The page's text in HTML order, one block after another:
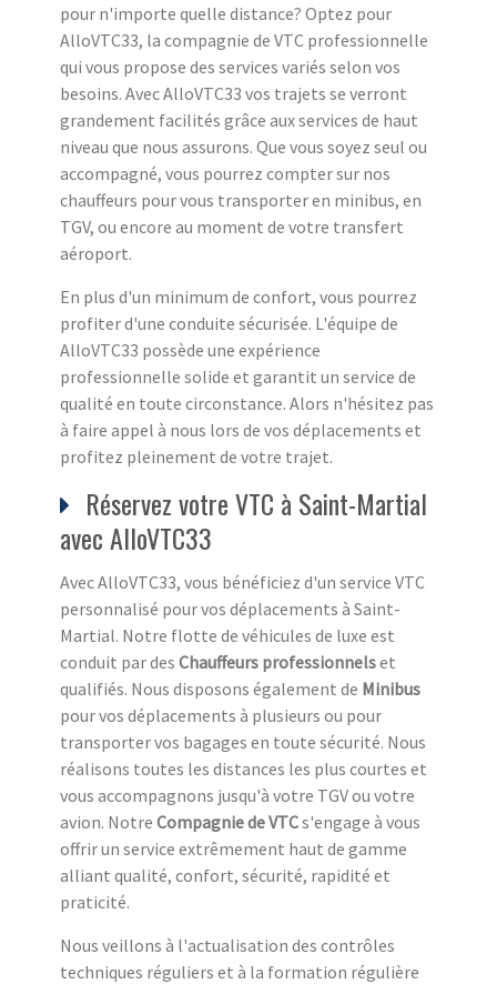
pour n'importe quelle distance? Optez pour
AlloVTC33, la compagnie de VTC professionnelle
qui vous propose des services variés selon vos
besoins. Avec AlloVTC33 vos trajets se verront
grandement facilités grâce aux services de haut
niveau que nous assurons. Que vous soyez seul ou
accompagné, vous pourrez compter sur nos
chauffeurs pour vous transporter en minibus, en
TGV, ou encore au moment de votre transfert
aéroport.
En plus d'un minimum de confort, vous pourrez
profiter d'une conduite sécurisée. L'équipe de
AlloVTC33 possède une expérience
professionnelle solide et garantit un service de
qualité en toute circonstance. Alors n'hésitez pas
à faire appel à nous lors de vos déplacements et
profitez pleinement de votre trajet.
Réservez votre VTC à Saint-Martial
avec AlloVTC33
Avec AlloVTC33, vous bénéficiez d'un service VTC
personnalisé pour vos déplacements à Saint-
Martial. Notre flotte de véhicules de luxe est
conduit par des Chauffeurs professionnelset
qualifiés. Nous disposons également de Minibus
pour vos déplacements à plusieurs ou pour
transporter vos bagages en toute sécurité. Nous
réalisons toutes les distances les plus courtes et
vous accompagnons jusqu'à votre TGV ou votre
avion. Notre Compagnie de VTCs'engage à vous
offrir un service extrêmement haut de gamme
alliant qualité, confort, sécurité, rapidité et
praticité.
Nous veillons à l'actualisation des contrôles
techniques réguliers et à la formation régulière